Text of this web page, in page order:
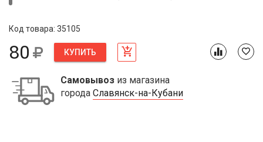
Код товара: 35105
80 КУПИТЬ
Самовывоз из магазина
города Славянск-на-Кубани